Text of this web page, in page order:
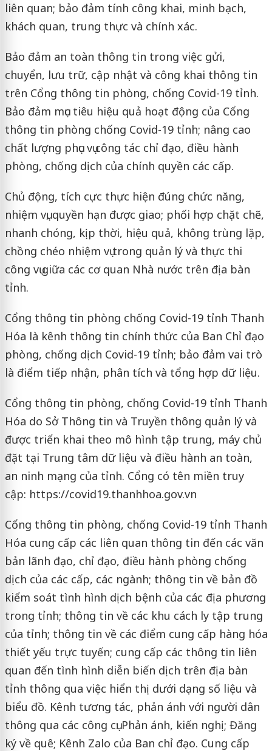
liên quan; bảo đảm tính công khai, minh bạch,
khách quan, trung thực và chính xác.
Bảo đảm an toàn thông tin trong việc gửi,
chuyển, lưu trữ, cập nhật và công khai thông tin
trên Cổng thông tin phòng, chống Covid-19 tỉnh.
Bảo đảm mục tiêu hiệu quả hoạt động của Cổng
thông tin phòng chống Covid-19 tỉnh; nâng cao
chất lượng phục vụ công tác chỉ đạo, điều hành
phòng, chống dịch của chính quyền các cấp.
Chủ động, tích cực thực hiện đúng chức năng,
nhiệm vụ, quyền hạn được giao; phối hợp chặt chẽ,
nhanh chóng, kịp thời, hiệu quả, không trùng lặp,
chồng chéo nhiệm vụ trong quản lý và thực thi
công vụ giữa các cơ quan Nhà nước trên địa bàn
tỉnh.
Cổng thông tin phòng chống Covid-19 tỉnh Thanh
Hóa là kênh thông tin chính thức của Ban Chỉ đạo
phòng, chống dịch Covid-19 tỉnh; bảo đảm vai trò
là điểm tiếp nhận, phân tích và tổng hợp dữ liệu.
Cổng thông tin phòng, chống Covid-19 tỉnh Thanh
Hóa do Sở Thông tin và Truyền thông quản lý và
được triển khai theo mô hình tập trung, máy chủ
đặt tại Trung tâm dữ liệu và điều hành an toàn,
an ninh mạng của tỉnh. Cổng có tên miền truy
cập: https://covid19.thanhhoa.gov.vn
Cổng thông tin phòng, chống Covid-19 tỉnh Thanh
Hóa cung cấp các liên quan thông tin đến các văn
bản lãnh đạo, chỉ đạo, điều hành phòng chống
dịch của các cấp, các ngành; thông tin về bản đồ
kiểm soát tình hình dịch bệnh của các địa phương
trong tỉnh; thông tin về các khu cách ly tập trung
của tỉnh; thông tin về các điểm cung cấp hàng hóa
thiết yếu trực tuyến; cung cấp các thông tin liên
quan đến tình hình diễn biến dịch trên địa bàn
tỉnh thông qua việc hiển thị dưới dạng số liệu và
biểu đồ. Kênh tương tác, phản ánh với người dân
thông qua các công cụ: Phản ánh, kiến nghị; Đăng
ký về quê; Kênh Zalo của Ban chỉ đạo. Cung cấp